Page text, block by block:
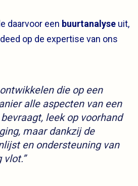
daarvoor een buurtanalyse uit,
op de expertise van ons
die op een
alle aspecten van een
leek op voorhand
maar dankzij de
en ondersteuning van
vlot.”